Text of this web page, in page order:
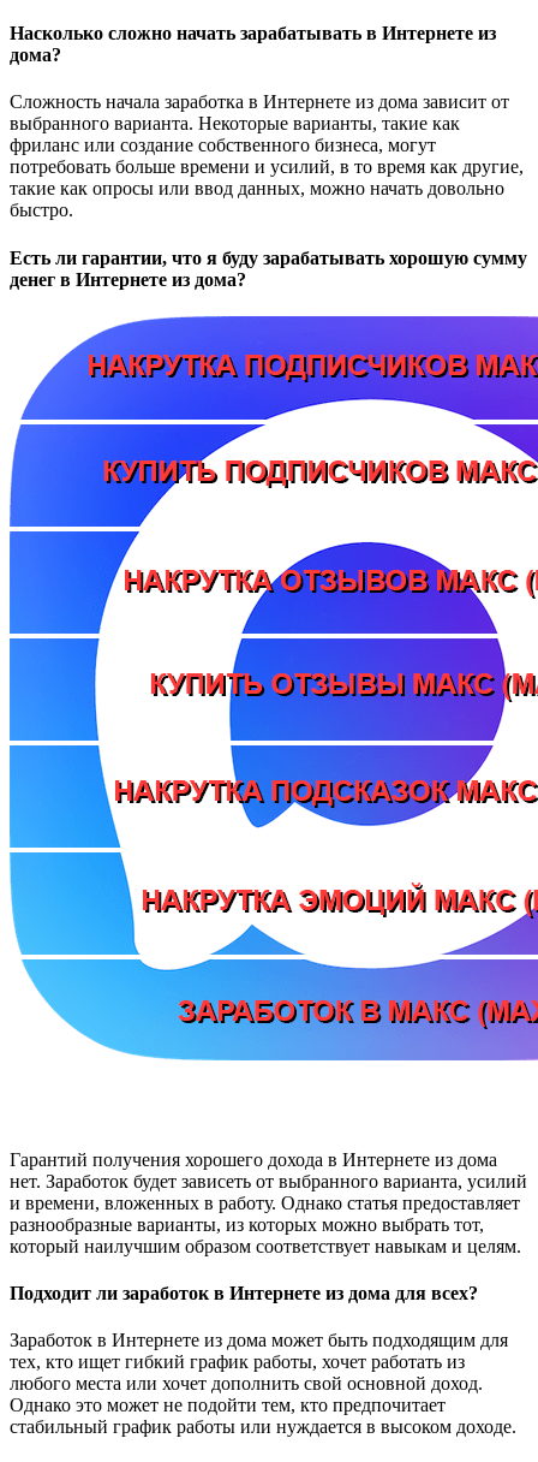
Насколько сложно начать зарабатывать в Интернете из
дома?
Сложность начала заработка в Интернете из дома зависит от
выбранного варианта. Некоторые варианты, такие как
фриланс или создание собственного бизнеса, могут
потребовать больше времени и усилий, в то время как другие,
такие как опросы или ввод данных, можно начать довольно
быстро.
Есть ли гарантии, что я буду зарабатывать хорошую сумму
денег в Интернете из дома?
Гарантий получения хорошего дохода в Интернете из дома
нет. Заработок будет зависеть от выбранного варианта, усилий
и времени, вложенных в работу. Однако статья предоставляет
разнообразные варианты, из которых можно выбрать тот,
который наилучшим образом соответствует навыкам и целям.
Подходит ли заработок в Интернете из дома для всех?
Заработок в Интернете из дома может быть подходящим для
тех, кто ищет гибкий график работы, хочет работать из
любого места или хочет дополнить свой основной доход.
Однако это может не подойти тем, кто предпочитает
стабильный график работы или нуждается в высоком доходе.